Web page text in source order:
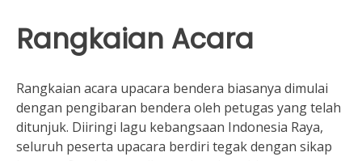
Rangkaian Acara
Rangkaian acara upacara bendera biasanya dimulai
dengan pengibaran bendera oleh petugas yang telah
ditunjuk. Diiringi lagu kebangsaan Indonesia Raya,
seluruh peserta upacara berdiri tegak dengan sikap